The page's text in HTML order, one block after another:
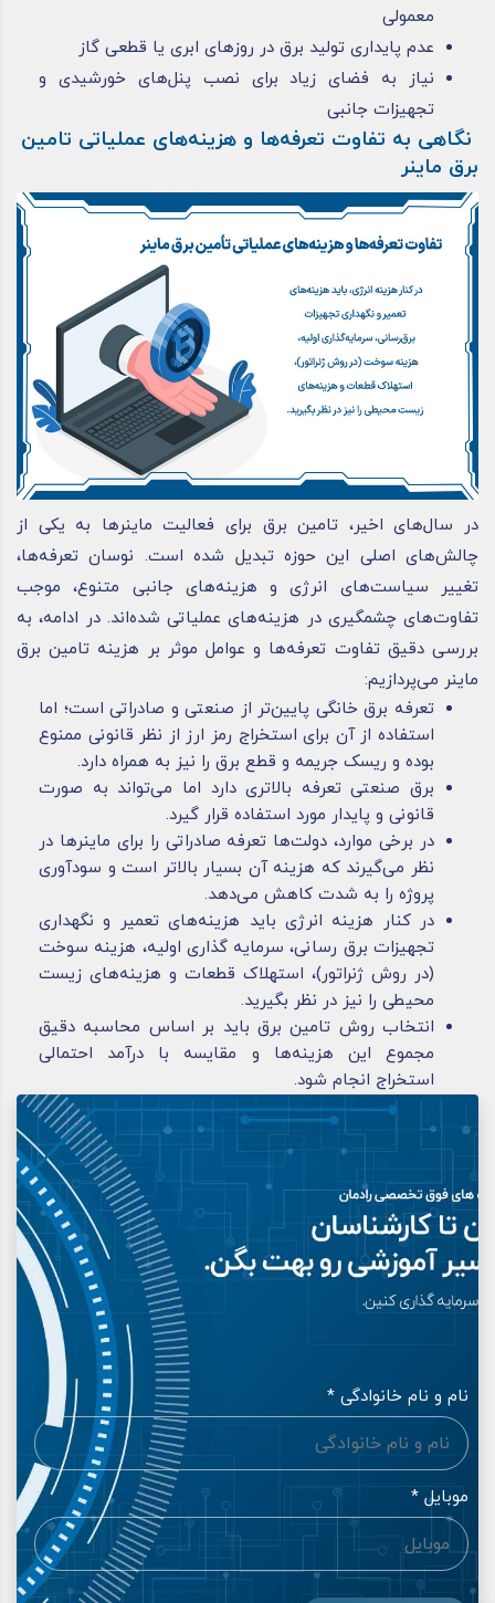
معمولی
عدم پایداری تولید برق در روزهای ابری یا قطعی گاز
نیاز به فضای زیاد برای نصب پنل‌های خورشیدی و
تجهیزات جانبی
نگاهی به تفاوت تعرفه‌ها و هزینه‌های عملیاتی تامین
برق ماینر
در سال‌های اخیر، تامین برق برای فعالیت ماینرها به یکی از
چالش‌های اصلی این حوزه تبدیل شده است. نوسان تعرفه‌ها،
تغییر سیاست‌های انرژی و هزینه‌های جانبی متنوع، موجب
تفاوت‌های چشمگیری در هزینه‌های عملیاتی شده‌اند. در ادامه، به
بررسی دقیق تفاوت تعرفه‌ها و عوامل موثر بر هزینه تامین برق
ماینر می‌پردازیم:
تعرفه برق خانگی پایین‌تر از صنعتی و صادراتی است؛ اما
استفاده از آن برای استخراج رمز ارز از نظر قانونی ممنوع
بوده و ریسک جریمه و قطع برق را نیز به همراه دارد.
برق صنعتی تعرفه بالاتری دارد اما می‌تواند به صورت
قانونی و پایدار مورد استفاده قرار گیرد.
در برخی موارد، دولت‌ها تعرفه صادراتی را برای ماینرها در
نظر می‌گیرند که هزینه آن بسیار بالاتر است و سودآوری
پروژه را به شدت کاهش می‌دهد.
در کنار هزینه انرژی باید هزینه‌های تعمیر و نگهداری
تجهیزات برق ‌رسانی، سرمایه‌ گذاری اولیه، هزینه سوخت
(در روش ژنراتور)، استهلاک قطعات و هزینه‌های زیست
‌محیطی را نیز در نظر بگیرید.
انتخاب روش تامین برق باید بر اساس محاسبه دقیق
مجموع این هزینه‌ها و مقایسه با درآمد احتمالی
استخراج انجام شود.
نام و نام خانوادگی *
موبایل *